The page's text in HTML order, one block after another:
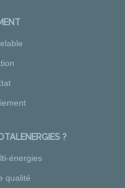
?
énergies
qualité